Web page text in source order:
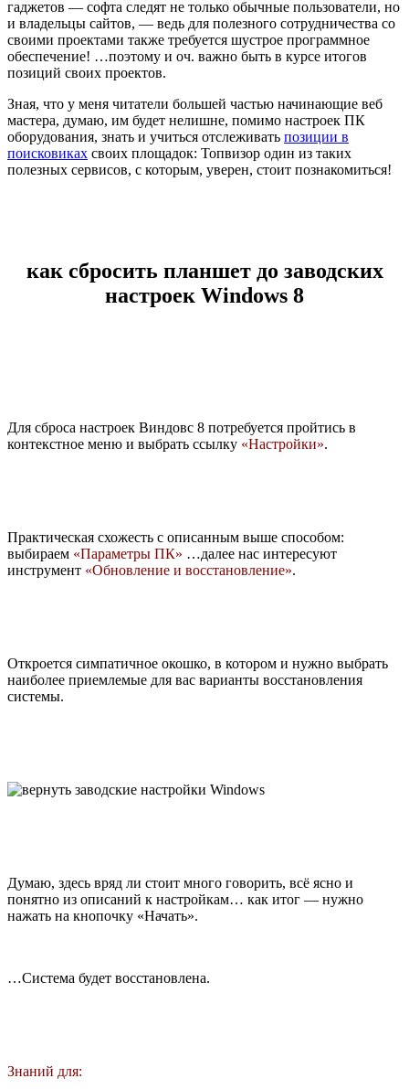
гаджетов — софта следят не только обычные пользователи, но
и владельцы сайтов, — ведь для полезного сотрудничества со
своими проектами также требуется шустрое программное
обеспечение! …поэтому и оч. важно быть в курсе итогов
позиций своих проектов.
Зная, что у меня читатели большей частью начинающие веб
мастера, думаю, им будет нелишне, помимо настроек ПК
оборудования, знать и учиться отслеживать позиции в
поисковиках своих площадок: Топвизор один из таких
полезных сервисов, с которым, уверен, стоит познакомиться!
как сбросить планшет до заводских
настроек Windows 8
Для сброса настроек Виндовс 8 потребуется пройтись в
контекстное меню и выбрать ссылку «Настройки».
Практическая схожесть с описанным выше способом:
выбираем «Параметры ПК» …далее нас интересуют
инструмент «Обновление и восстановление».
Откроется симпатичное окошко, в котором и нужно выбрать
наиболее приемлемые для вас варианты восстановления
системы.
Думаю, здесь вряд ли стоит много говорить, всё ясно и
понятно из описаний к настройкам… как итог — нужно
нажать на кнопочку «Начать».
…Система будет восстановлена.
Знаний для: